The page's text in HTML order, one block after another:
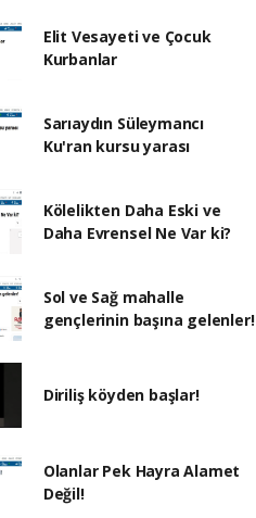
Elit Vesayeti ve Çocuk
Kurbanlar
Sarıaydın Süleymancı
Ku'ran kursu yarası
Kölelikten Daha Eski ve
Daha Evrensel Ne Var ki?
Sol ve Sağ mahalle
gençlerinin başına gelenler!
Diriliş köyden başlar!
Olanlar Pek Hayra Alamet
Değil!